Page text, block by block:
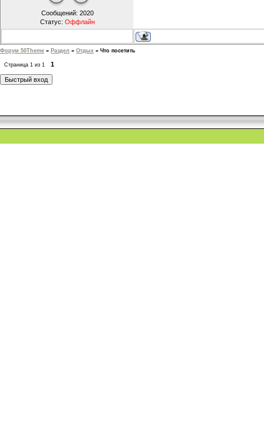
Сообщений: 2020
Статус: Оффлайн
Форум 50Theme » Раздел » Отдых » Что посетить
Страница 1 из 1 1